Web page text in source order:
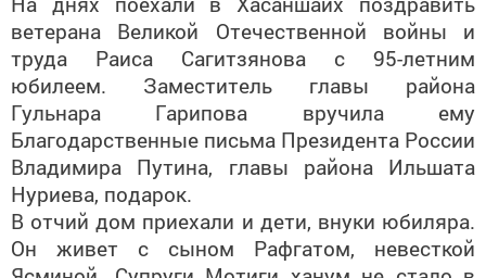
ветерана Великой Отечественной войны и
труда Раиса Сагитзянова с 95-летним
юбилеем. Заместитель главы района
Гульнара Гарипова вручила ему
Благодарственные письма Президента России
Владимира Путина, главы района Ильшата
Нуриева, подарок.
В отчий дом приехали и дети, внуки юбиляра.
Он живет с сыном Рафгатом, невесткой
Ясминой. Супруги Мотиги ханум не стало в